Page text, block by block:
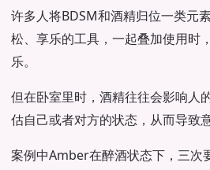
许多人将BDSM和酒精归位一类元
松、享乐的工具，一起叠加使用时
乐。
但在卧室里时，酒精往往会影响人
估自己或者对方的状态，从而导致
案例中Amber在醉酒状态下，三次